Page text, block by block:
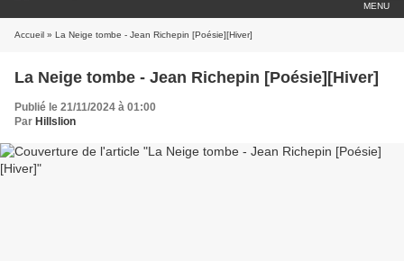
MENU
Accueil » La Neige tombe - Jean Richepin [Poésie][Hiver]
La Neige tombe - Jean Richepin [Poésie][Hiver]
Publié le 21/11/2024 à 01:00
Par Hillslion